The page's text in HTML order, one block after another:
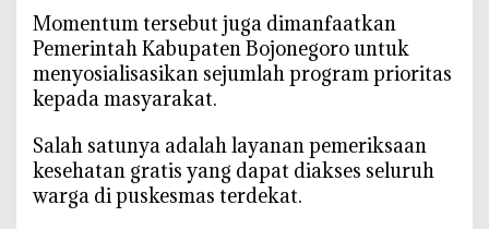
‎Momentum tersebut juga dimanfaatkan
Pemerintah Kabupaten Bojonegoro untuk
menyosialisasikan sejumlah program prioritas
kepada masyarakat.
‎Salah satunya adalah layanan pemeriksaan
kesehatan gratis yang dapat diakses seluruh
warga di puskesmas terdekat.